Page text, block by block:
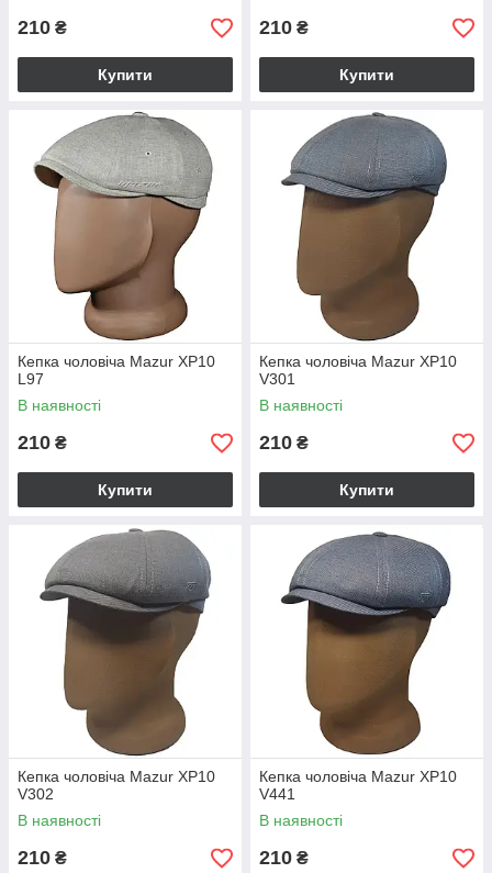
210 ₴
Купити
210 ₴
Купити
Кепка чоловіча Mazur XP10
L97
В наявності
210 ₴
Купити
Кепка чоловіча Mazur XP10
V301
В наявності
210 ₴
Купити
Кепка чоловіча Mazur XP10
V302
В наявності
210 ₴
Кепка чоловіча Mazur XP10
V441
В наявності
210 ₴